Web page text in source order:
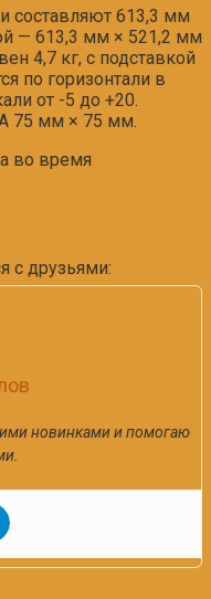
составляют 613,3 мм
— 613,3 мм × 521,2 мм
4,7 кг, с подставкой
по горизонтали в
от -5 до +20.
75 мм × 75 мм.
во время
с друзьями:
новинками и помогаю